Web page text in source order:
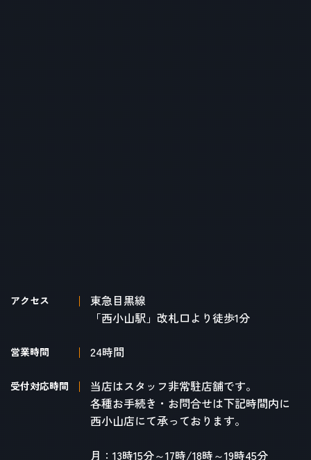
アクセス
東急目黒線
「西小山駅」改札口より徒歩1分
営業時間 24時間
受付対応時間
当店はスタッフ非常駐店舗です。
各種お手続き・お問合せは下記時間内に
西小山店にて承っております。
月：13時15分～17時/18時～19時45分